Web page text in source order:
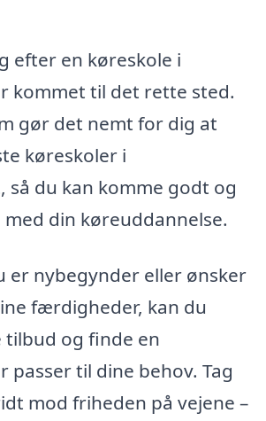
efter en køreskole i
kommet til det rette sted.
gør det nemt for dig at
køreskoler i
så du kan komme godt og
din køreuddannelse.
er nybegynder eller ønsker
færdigheder, kan du
tilbud og finde en
passer til dine behov. Tag
mod friheden på vejene –